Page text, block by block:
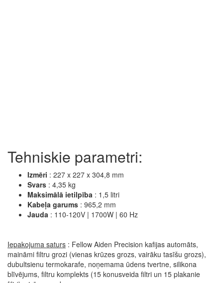
Tehniskie parametri:
Izmēri : 227 x 227 x 304,8 mm
Svars : 4,35 kg
Maksimālā ietilpība : 1,5 litri
Kabeļa garums : 965,2 mm
Jauda : 110-120V | 1700W | 60 Hz
Iepakojuma saturs : Fellow Aiden Precision kafijas automāts,
maināmi filtru grozi (vienas krūzes grozs, vairāku tasīšu grozs),
dubultsienu termokarafe, noņemama ūdens tvertne, silikona
blīvējums, filtru komplekts (15 konusveida filtri un 15 plakanie